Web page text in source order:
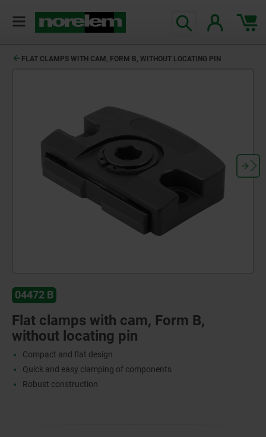
FLAT CLAMPS WITH CAM, FORM B, WITHOUT LOCATING PIN
04472 B
Flat clamps with cam, Form B,
without locating pin
Compact and flat design
Quick and easy clamping of components
Robust construction